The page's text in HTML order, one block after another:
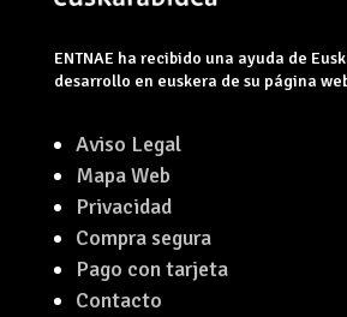
ENTNAE ha recibido una ayuda de
desarrollo en euskera de su página
Aviso Legal
Mapa Web
Privacidad
Compra segura
Pago con tarjeta
Contacto